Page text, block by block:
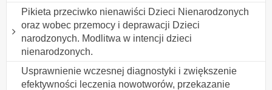
Pikieta przeciwko nienawiści Dzieci Nienarodzonych
oraz wobec przemocy i deprawacji Dzieci
narodzonych. Modlitwa w intencji dzieci
nienarodzonych.
Usprawnienie wczesnej diagnostyki i zwiększenie
efektywności leczenia nowotworów, przekazanie